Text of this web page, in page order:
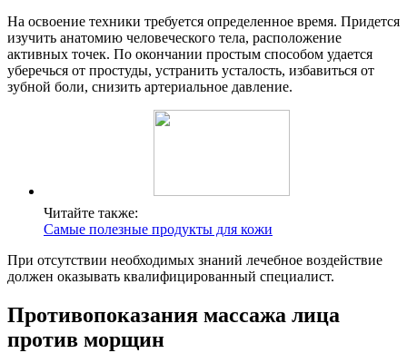
На освоение техники требуется определенное время. Придется
изучить анатомию человеческого тела, расположение
активных точек. По окончании простым способом удается
уберечься от простуды, устранить усталость, избавиться от
зубной боли, снизить артериальное давление.
Читайте также:
Самые полезные продукты для кожи
При отсутствии необходимых знаний лечебное воздействие
должен оказывать квалифицированный специалист.
Противопоказания массажа лица
против морщин